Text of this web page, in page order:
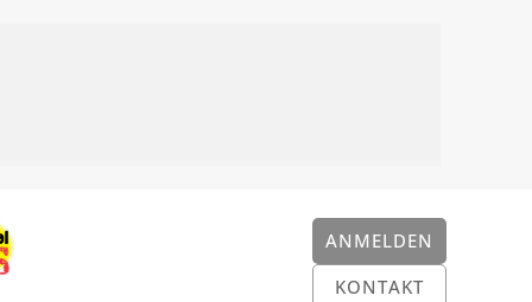
ANMELDEN
KONTAKT